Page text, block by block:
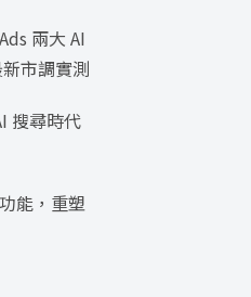
兩大 AI
市調實測
搜尋時代
能，重塑